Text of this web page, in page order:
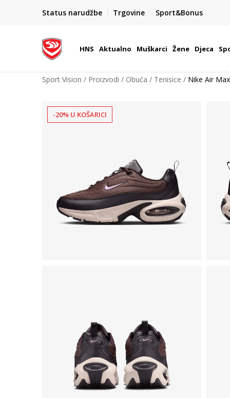
Status narudžbe Trgovine Sport&Bonus
BOX NOW
Dostava 1,50 €
| Više od 800 paketomata u Hrvatskoj
HNS Aktualno Muškarci Žene Djeca
Sport Vision Proizvodi Obuća Tenisice Nike Air
-20% U KOŠARICI